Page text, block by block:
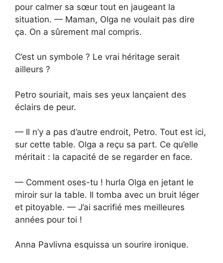
pour calmer sa sœur tout en jaugeant la
situation. — Maman, Olga ne voulait pas dire
ça. On a sûrement mal compris.
C’est un symbole ? Le vrai héritage serait
ailleurs ?
Petro souriait, mais ses yeux lançaient des
éclairs de peur.
— Il n’y a pas d’autre endroit, Petro. Tout est ici,
sur cette table. Olga a reçu sa part. Ce qu’elle
méritait : la capacité de se regarder en face.
— Comment oses-tu ! hurla Olga en jetant le
miroir sur la table. Il tomba avec un bruit léger
et pitoyable. — J’ai sacrifié mes meilleures
années pour toi !
Anna Pavlivna esquissa un sourire ironique.